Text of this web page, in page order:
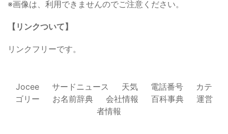
※画像は、利用できませんのでご注意ください。
【リンクついて】
リンクフリーです。
Jocee サードニュース 天気 電話番号
カテ
ゴリー
お名前辞典 会社情報 百科事典
運営
者情報